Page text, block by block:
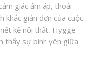
giác ấm áp, thoải
khắc giản đơn của cuộc
kế nội thất, Hygge
thấy sự bình yên giữa